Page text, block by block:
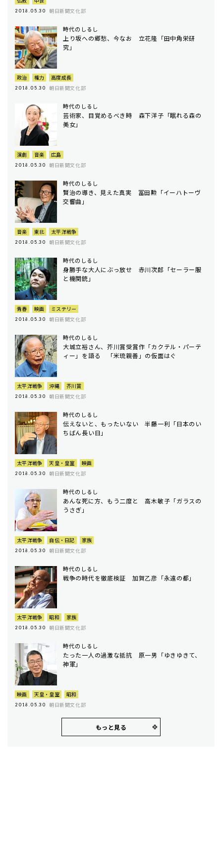
2018.05.30 朝日新聞文化部
時代のしるし
上り坂への郷愁、今なお 立花隆「田中角栄研
究」
政治 権力 高度成長
2018.05.30 朝日新聞文化部
時代のしるし
芸術家、目覚めるべき時 森下洋子「眠れる森の
美女」
演劇 音楽 広島
2018.05.30 朝日新聞文化部
時代のしるし
賢治の導き、見えた真実 冨田勲「イーハトーヴ
交響曲」
音楽 東北 太平洋戦争
2018.05.30 朝日新聞文化部
時代のしるし
身勝手な大人にぶっ放せ 赤川次郎「セーラー服
と機関銃」
青春 映画 ミステリー
2018.05.30 朝日新聞文化部
時代のしるし
大城立裕さん、芥川賞受賞作「カクテル・パーテ
ィー」を語る 「米琉親善」の仮面はぐ
太平洋戦争 沖縄 芥川賞
2018.05.30 朝日新聞文化部
時代のしるし
伝えないと、もったいない 半藤一利「日本のい
ちばん長い日」
太平洋戦争 天皇・皇室 映画
2018.05.30 朝日新聞文化部
時代のしるし
あんな死に方、もう二度と 高木敏子「ガラスの
うさぎ」
太平洋戦争 自伝・日記 家族
2018.05.30 朝日新聞文化部
時代のしるし
戦争の時代を徹底検証 加賀乙彦「永遠の都」
太平洋戦争 昭和 家族
2018.05.30 朝日新聞文化部
時代のしるし
たった一人の過激な抵抗 原一男「ゆきゆきて、
神軍」
映画 天皇・皇室 昭和
2018.05.30 朝日新聞文化部
もっと見る